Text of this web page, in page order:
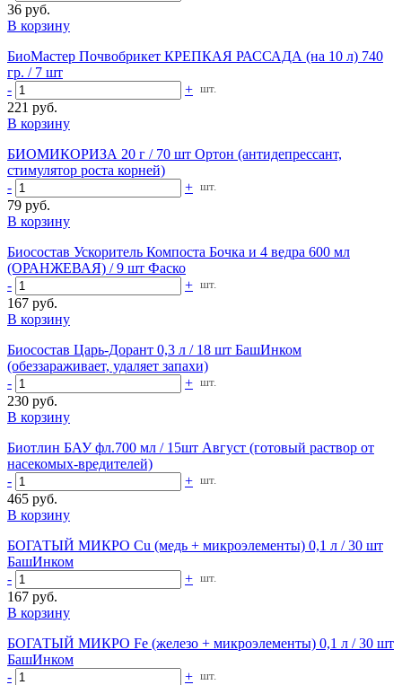
36 руб.
В корзину
БиоМастер Почвобрикет КРЕПКАЯ РАССАДА (на 10 л) 740
гр. / 7 шт
-
+ шт.
221 руб.
В корзину
БИОМИКОРИЗА 20 г / 70 шт Ортон (антидепрессант,
стимулятор роста корней)
-
+ шт.
79 руб.
В корзину
Биосостав Ускоритель Компоста Бочка и 4 ведра 600 мл
(ОРАНЖЕВАЯ) / 9 шт Фаско
-
+ шт.
167 руб.
В корзину
Биосостав Царь-Дорант 0,3 л / 18 шт БашИнком
(обеззараживает, удаляет запахи)
-
+ шт.
230 руб.
В корзину
Биотлин БАУ фл.700 мл / 15шт Август (готовый раствор от
насекомых-вредителей)
-
+ шт.
465 руб.
В корзину
БОГАТЫЙ МИКРО Cu (медь + микроэлементы) 0,1 л / 30 шт
БашИнком
-
+ шт.
167 руб.
В корзину
БОГАТЫЙ МИКРО Fe (железо + микроэлементы) 0,1 л / 30 шт
БашИнком
-
+ шт.